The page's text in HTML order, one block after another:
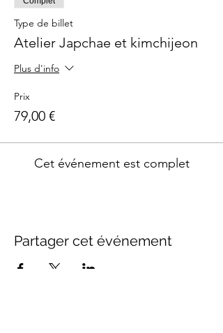
Type de billet
Atelier Japchae et kimchijeon
Plus d'info
Prix
79,00 €
Cet événement est complet
Partager cet événement